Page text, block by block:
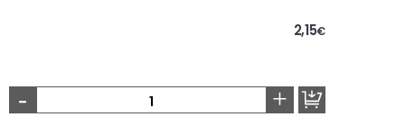
2,15€
- +